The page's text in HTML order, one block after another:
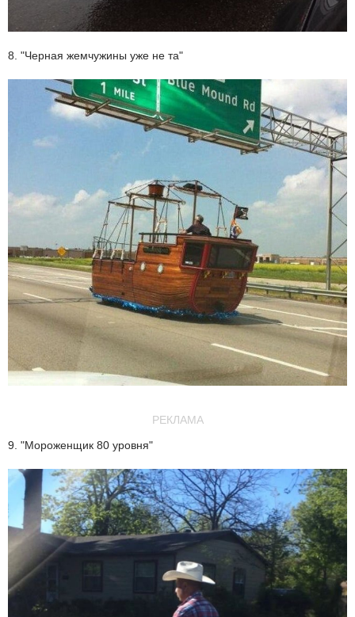
8. "Черная жемчужины уже не та"
РЕКЛАМА
9. "Мороженщик 80 уровня"